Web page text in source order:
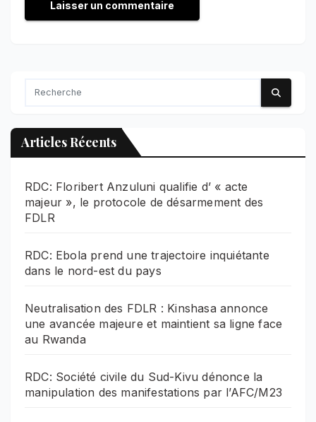
Articles Récents
RDC: Floribert Anzuluni qualifie d’ « acte
majeur », le protocole de désarmement des
FDLR
RDC: Ebola prend une trajectoire inquiétante
dans le nord-est du pays
Neutralisation des FDLR : Kinshasa annonce
une avancée majeure et maintient sa ligne face
au Rwanda
RDC: Société civile du Sud-Kivu dénonce la
manipulation des manifestations par l’AFC/M23